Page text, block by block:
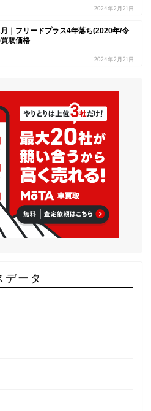
2024年2月21日
｜フリードプラス4年落ち(2020年/令
取価格
2024年2月21日
データ